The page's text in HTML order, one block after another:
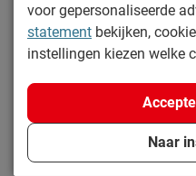
Ontlast bloedvaten en
minder beweegt en
Bekijk
voor gepersonaliseerde
statement bekijken,
instellingen kiezen welke
Naar